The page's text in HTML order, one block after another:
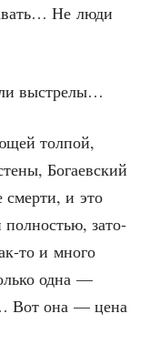
Не люди
выстрелы…
тол­пой,
Бога­ев­ский
смер­ти, и это
пол­но­стью, зато­
то и мно­го
одна —
Вот она — цена